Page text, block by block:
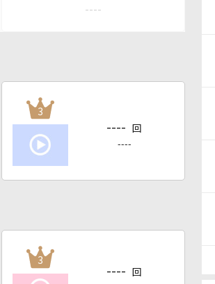
----
3
---- 回
----
3
---- 回